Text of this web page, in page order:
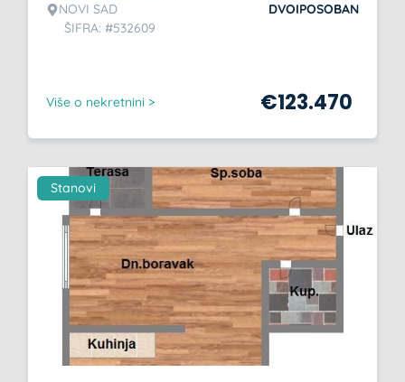
NOVI SAD
ŠIFRA: #532609
DVOIPOSOBAN
Više o nekretnini > €123.470
Stanovi